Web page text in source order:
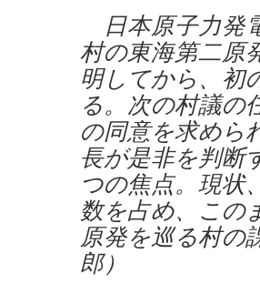
日本原子力発
村の東海第二原
明してから、初
る。次の村議の
の同意を求めら
長が是非を判断
つの焦点。現状
数を占め、この
原発を巡る村
郎）